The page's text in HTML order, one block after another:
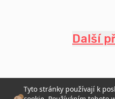
Další
Tyto stránky používají k